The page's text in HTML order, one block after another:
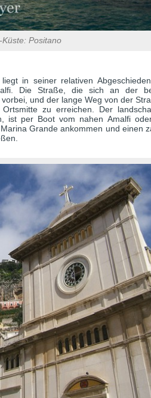
Küste: Positano
in seiner relativen
Die Straße, die sich an der
und der lange Weg von der
zu erreichen. Der
ist per Boot vom nahen Amalfi
Grande ankommen und einen